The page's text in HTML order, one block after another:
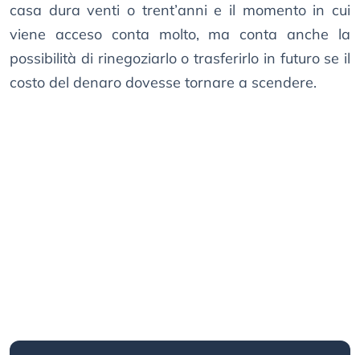
casa dura venti o trent’anni e il momento in cui
viene acceso conta molto, ma conta anche la
possibilità di rinegoziarlo o trasferirlo in futuro se il
costo del denaro dovesse tornare a scendere.